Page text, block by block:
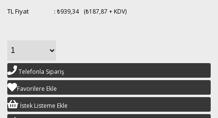
TL Fiyat : ₺939,34 (₺187,87 + KDV)
Telefonla Sipariş
Favorilere Ekle
İstek Listeme Ekle